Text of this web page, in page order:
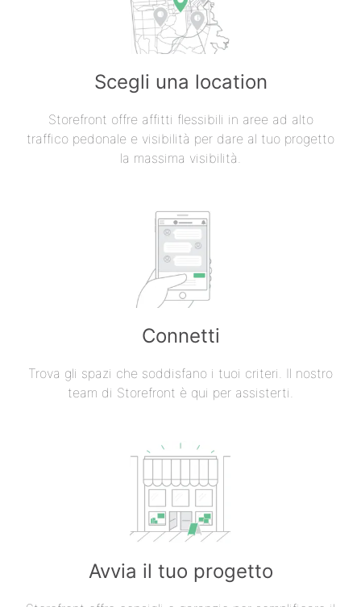
Scegli una location
Storefront offre affitti flessibili in aree ad alto
traffico pedonale e visibilità per dare al tuo progetto
la massima visibilità.
Connetti
Trova gli spazi che soddisfano i tuoi criteri. Il nostro
team di Storefront è qui per assisterti.
Avvia il tuo progetto